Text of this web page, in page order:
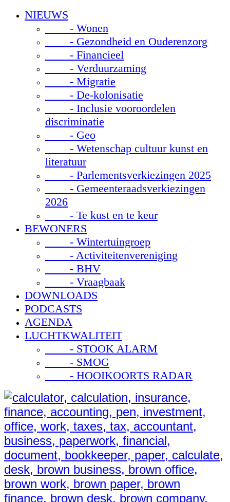
NIEUWS
- Wonen
- Gezondheid en Ouderenzorg
- Financieel
- Verduurzaming
- Migratie
- De-kolonisatie
- Inclusie vooroordelen
discriminatie
- Geo
- Wetenschap cultuur kunst en
literatuur
- Parlementsverkiezingen 2025
- Gemeenteraadsverkiezingen
2026
- Te kust en te keur
BEWONERS
- Wintertuingroep
- Activiteitenvereniging
- BHV
- Vraagbaak
DOWNLOADS
PODCASTS
AGENDA
LUCHTKWALITEIT
- STOOK ALARM
- SMOG
- HOOIKOORTS RADAR